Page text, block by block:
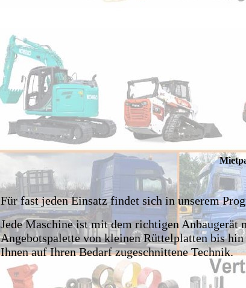
Für fast jeden Einsatz findet sich in unserem
Jede Maschine ist mit dem richtigen
Angebotspalette von kleinen Rüttelplatten bis
Ihnen auf Ihren Bedarf zugeschnittene Technik.